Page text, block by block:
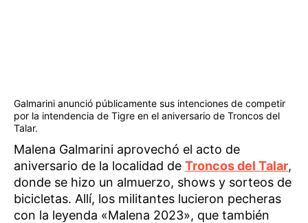
Galmarini anunció públicamente sus intenciones de competir
por la intendencia de Tigre en el aniversario de Troncos del
Talar.
Malena Galmarini aprovechó el acto de
aniversario de la localidad de Troncos del Talar,
donde se hizo un almuerzo, shows y sorteos de
bicicletas. Allí, los militantes lucieron pecheras
con la leyenda «Malena 2023», que también